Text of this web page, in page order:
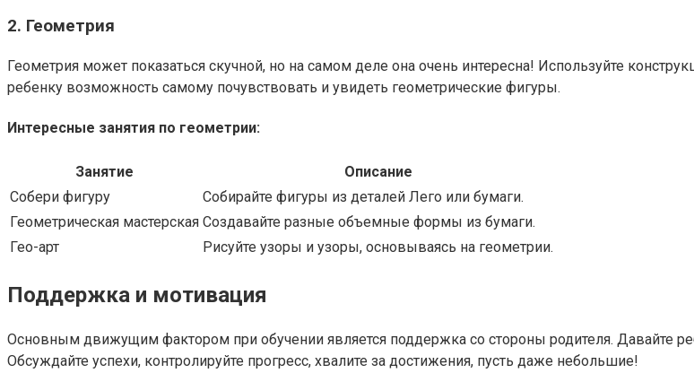
2. Геометрия
Геометрия может показаться скучной, но на самом деле она очень интересна! Используйте
ребенку возможность самому почувствовать и увидеть геометрические фигуры.
Интересные занятия по геометрии:
Занятие
Описание
Собери фигуру
Собирайте фигуры из деталей Лего или бумаги.
Геометрическая мастерская Создавайте разные объемные формы из бумаги.
Гео-арт
Рисуйте узоры и узоры, основываясь на геометрии.
Поддержка и мотивация
Основным движущим фактором при обучении является поддержка со стороны родителя. Давайте
Обсуждайте успехи, контролируйте прогресс, хвалите за достижения, пусть даже небольшие!